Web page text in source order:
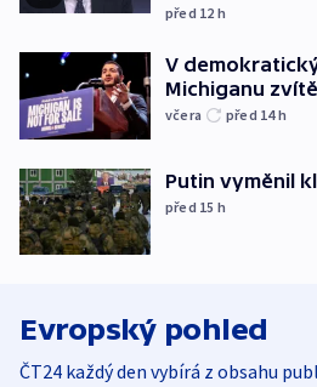
před 12 h
V
Michiganu
včera před 14h
Putin vyměnil
před 15 h
Evropský pohled
ČT24 každý den vybírá z obsahu